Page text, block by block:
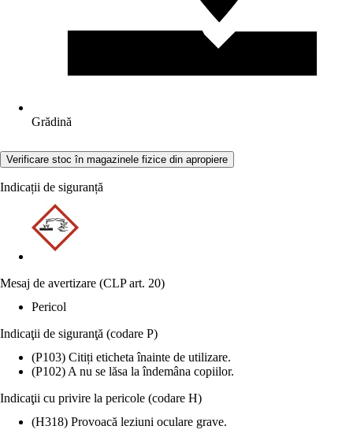
Grădină
Verificare stoc în magazinele fizice din apropiere
Indicații de siguranță
Mesaj de avertizare (CLP art. 20)
Pericol
Indicaţii de siguranţă (codare P)
(P103) Citiți eticheta înainte de utilizare.
(P102) A nu se lăsa la îndemâna copiilor.
Indicaţii cu privire la pericole (codare H)
(H318) Provoacă leziuni oculare grave.